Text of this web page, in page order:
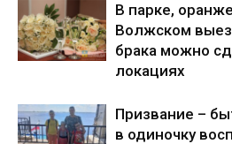
В парке,
Волжском
брака можно
локациях
Призвание –
в одиночку